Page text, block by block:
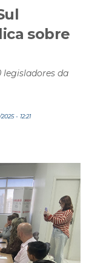
sobre
legisladores da
- 12:21